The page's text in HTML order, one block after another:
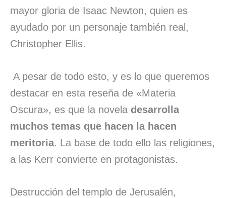
mayor gloria de Isaac Newton, quien es
ayudado por un personaje también real,
Christopher Ellis.
A pesar de todo esto, y es lo que queremos
destacar en esta reseña de «Materia
Oscura», es que la novela desarrolla
muchos temas que hacen la hacen
meritoria. La base de todo ello las religiones,
a las Kerr convierte en protagonistas.
Destrucción del templo de Jerusalén,